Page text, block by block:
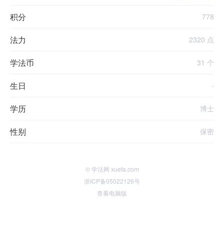
积分 778
法力 2320 点
学法币 31 个
生日 -
学历 博士
性别 保密
© 学法网 xuefa.com
浙ICP备05022126号
查看电脑版